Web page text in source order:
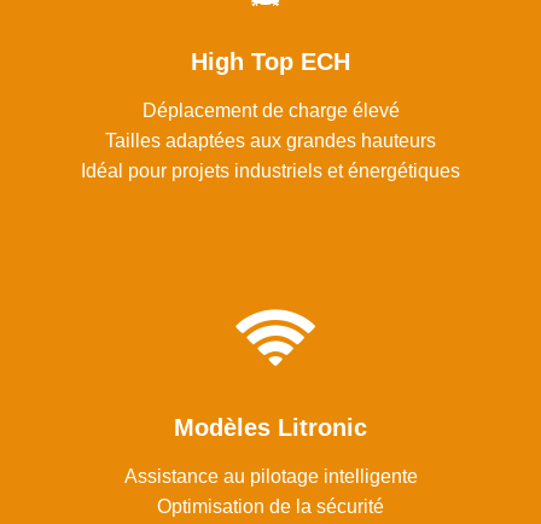
High Top ECH
Déplacement de charge élevé
Tailles adaptées aux grandes hauteurs
Idéal pour projets industriels et énergétiques
Modèles Litronic
Assistance au pilotage intelligente
Optimisation de la sécurité